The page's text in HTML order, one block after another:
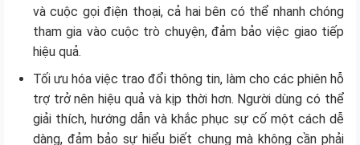
và cuộc gọi điện thoại, cả hai bên có thể nhanh chóng
tham gia vào cuộc trò chuyện, đảm bảo việc giao tiếp
hiệu quả.
Tối ưu hóa việc trao đổi thông tin, làm cho các phiên hỗ
trợ trở nên hiệu quả và kịp thời hơn. Người dùng có thể
giải thích, hướng dẫn và khắc phục sự cố một cách dễ
dàng, đảm bảo sự hiểu biết chung mà không cần phải